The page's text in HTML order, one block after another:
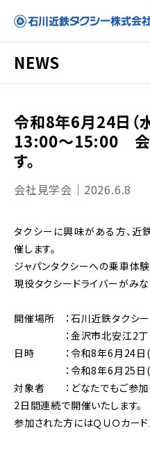
NEWS
令和8年6月24日（水
13:00～15:00 会
す。
会社見学会｜2026.6.8
タクシーに興味がある方、近
催します。
ジャパンタクシーへの乗車体
現役タクシードライバーがみ
開催場所 ：石川近鉄タクシ
：金沢市北安江2丁目
日時 ：令和8年6月24日
：令和8年6月25日(
対象者 ：どなたでもご参加お
2日間連続で開催いたします。
参加された方にはＱＵＯカー